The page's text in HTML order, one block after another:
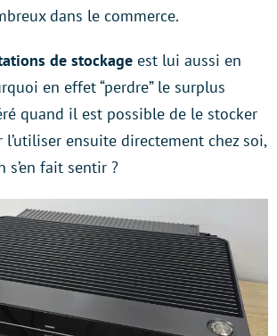
dans le commerce.
de stockage est lui aussi en
en effet “perdre” le surplus
quand il est possible de le stocker
ensuite directement chez soi,
s’en fait sentir ?